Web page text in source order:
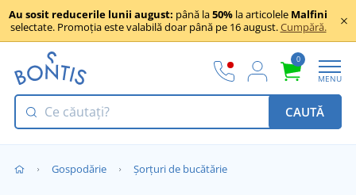
Au sosit reducerile lunii august: până la50% la articolele Malfini
selectate. Promoția este valabilă doar până pe 16 august.Cumpără.
0
MENU
CAUTĂ
Gospodărie Șorțuri de bucătărie